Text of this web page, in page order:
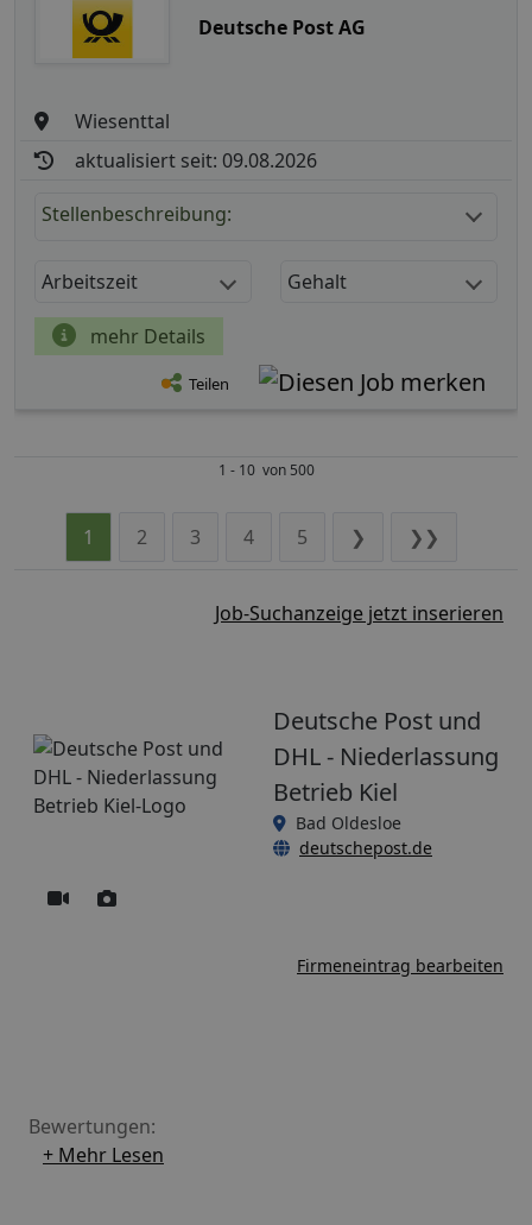
Deutsche Post AG
Wiesenttal
aktualisiert seit: 09.08.2026
Stellenbeschreibung:
Arbeitszeit Gehalt
mehr Details
Teilen
1 - 10 von 500
1 2 3 4 5 ❯ ❯❯
Job-Suchanzeige jetzt inserieren
Deutsche Post und
DHL - Niederlassung
Betrieb Kiel
Bad Oldesloe
deutschepost.de
Firmeneintrag bearbeiten
Bewertungen:
+ Mehr Lesen